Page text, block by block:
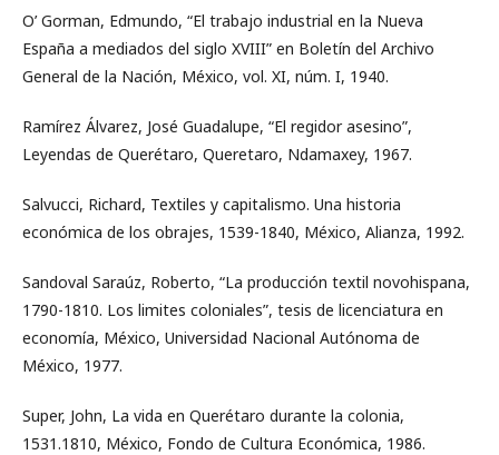
O’ Gorman, Edmundo, “El trabajo industrial en la Nueva
España a mediados del siglo XVIII” en Boletín del Archivo
General de la Nación, México, vol. XI, núm. I, 1940.
Ramírez Álvarez, José Guadalupe, “El regidor asesino”,
Leyendas de Querétaro, Queretaro, Ndamaxey, 1967.
Salvucci, Richard, Textiles y capitalismo. Una historia
económica de los obrajes, 1539-1840, México, Alianza, 1992.
Sandoval Saraúz, Roberto, “La producción textil novohispana,
1790-1810. Los limites coloniales”, tesis de licenciatura en
economía, México, Universidad Nacional Autónoma de
México, 1977.
Super, John, La vida en Querétaro durante la colonia,
1531.1810, México, Fondo de Cultura Económica, 1986.